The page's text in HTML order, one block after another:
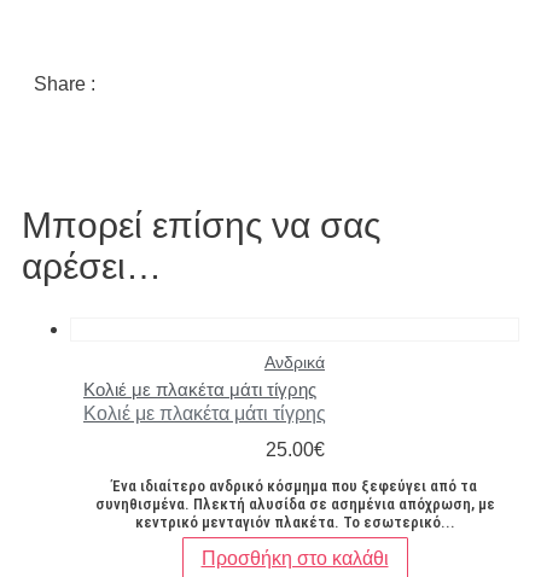
Share :
Μπορεί επίσης να σας
αρέσει…
Ανδρικά
Κολιέ με πλακέτα μάτι τίγρης
Κολιέ με πλακέτα μάτι τίγρης
25.00€
Ένα ιδιαίτερο ανδρικό κόσμημα που ξεφεύγει από τα
συνηθισμένα. Πλεκτή αλυσίδα σε ασημένια απόχρωση, με
κεντρικό μενταγιόν πλακέτα. Το εσωτερικό...
Προσθήκη στο καλάθι